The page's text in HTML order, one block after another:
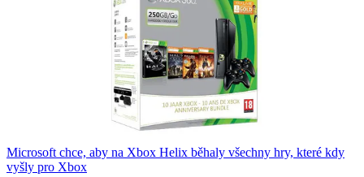
Microsoft chce, aby na Xbox Helix běhaly všechny hry, které kdy
vyšly pro Xbox